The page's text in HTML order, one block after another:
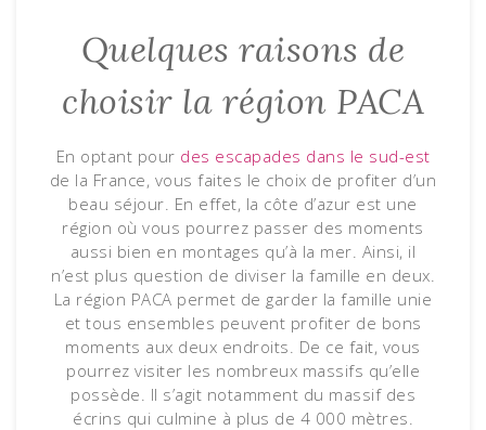
Quelques raisons de
choisir la région PACA
En optant pour des escapades dans le sud-est
de la France, vous faites le choix de profiter d’un
beau séjour. En effet, la côte d’azur est une
région où vous pourrez passer des moments
aussi bien en montages qu’à la mer. Ainsi, il
n’est plus question de diviser la famille en deux.
La région PACA permet de garder la famille unie
et tous ensembles peuvent profiter de bons
moments aux deux endroits. De ce fait, vous
pourrez visiter les nombreux massifs qu’elle
possède. Il s’agit notamment du massif des
écrins qui culmine à plus de 4 000 mètres.